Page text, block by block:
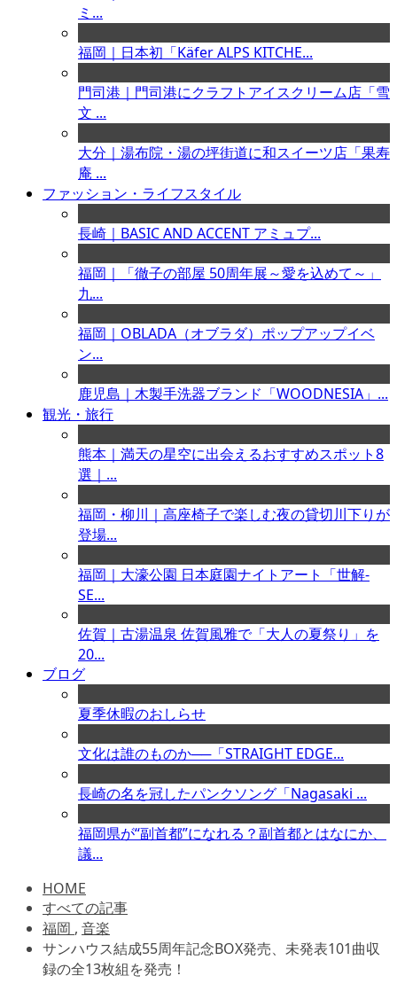
ミ...
福岡｜日本初「Käfer ALPS KITCHE...
門司港｜門司港にクラフトアイスクリーム店「雪
文 ...
大分｜湯布院・湯の坪街道に和スイーツ店「果寿
庵 ...
ファッション・ライフスタイル
長崎｜BASIC AND ACCENT アミュプ...
福岡｜「徹子の部屋 50周年展～愛を込めて～」
九...
福岡｜OBLADA（オブラダ）ポップアップイベ
ン...
鹿児島｜木製手洗器ブランド「WOODNESIA」...
観光・旅行
熊本｜満天の星空に出会えるおすすめスポット8
選｜...
福岡・柳川｜高座椅子で楽しむ夜の貸切川下りが
登場...
福岡｜大濠公園 日本庭園ナイトアート「世解-
SE...
佐賀｜古湯温泉 佐賀風雅で「大人の夏祭り」を
20...
ブログ
夏季休暇のおしらせ
文化は誰のものか──「STRAIGHT EDGE...
長崎の名を冠したパンクソング「Nagasaki ...
福岡県が“副首都”になれる？副首都とはなにか、
議...
HOME
すべての記事
福岡 , 音楽
サンハウス結成55周年記念BOX発売、未発表101曲収
録の全13枚組を発売！